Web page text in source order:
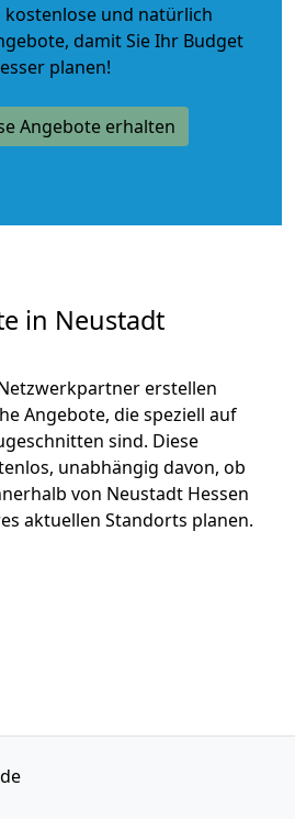
kostenlose und natürlich
, damit Sie Ihr Budget
planen!
Angebote erhalten
in Neustadt
erstellen
Angebote, die speziell auf
sind. Diese
unabhängig davon, ob
von Neustadt Hessen
aktuellen Standorts planen.